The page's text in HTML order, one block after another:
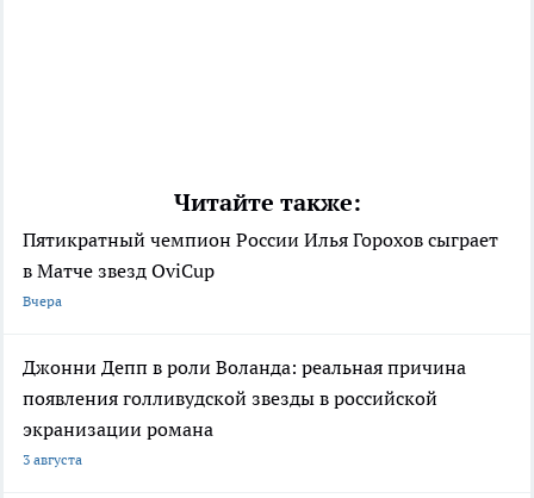
Читайте также:
Пятикратный чемпион России Илья Горохов сыграет
в Матче звезд OviCup
Вчера
Джонни Депп в роли Воланда: реальная причина
появления голливудской звезды в российской
экранизации романа
3 августа